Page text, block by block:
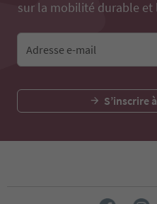
sur la mobilité durable
Adresse e-mail
S’inscrire